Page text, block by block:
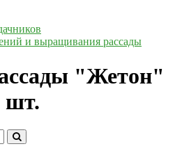
и выращивания рассады
"Жетон"
шт.